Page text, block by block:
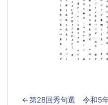
←第28回秀句選 令和5